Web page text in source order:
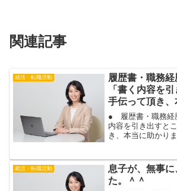
関連記事
就活・転職活動
履歴書・職務経
「書く内容を
手伝って頂き
た！！」
● 履歴書・職務経
内容を引き出すと
き、本当に助かり
お越し頂いたお客
ましたのでご紹介
就活・転職活動
息子が、無事
た。＾＾